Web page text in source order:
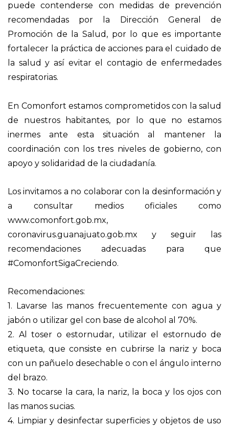
puede contenderse con medidas de prevención
recomendadas por la Dirección General de
Promoción de la Salud, por lo que es importante
fortalecer la práctica de acciones para el cuidado de
la salud y así evitar el contagio de enfermedades
respiratorias.
En Comonfort estamos comprometidos con la salud
de nuestros habitantes, por lo que no estamos
inermes ante esta situación al mantener la
coordinación con los tres niveles de gobierno, con
apoyo y solidaridad de la ciudadanía.
Los invitamos a no colaborar con la desinformación y
a consultar medios oficiales como
www.comonfort.gob.mx,
coronavirus.guanajuato.gob.mx y seguir las
recomendaciones adecuadas para que
#ComonfortSigaCreciendo.
Recomendaciones:
1. Lavarse las manos frecuentemente con agua y
jabón o utilizar gel con base de alcohol al 70%.
2. Al toser o estornudar, utilizar el estornudo de
etiqueta, que consiste en cubrirse la nariz y boca
con un pañuelo desechable o con el ángulo interno
del brazo.
3. No tocarse la cara, la nariz, la boca y los ojos con
las manos sucias.
4. Limpiar y desinfectar superficies y objetos de uso